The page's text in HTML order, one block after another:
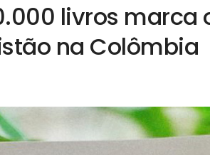
livros marca
na Colômbia